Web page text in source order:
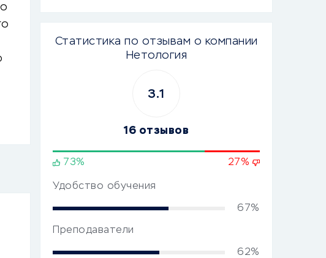
Статистика по отзывам о компании
Нетология
3.1
16 отзывов
73% 27%
Удобство обучения
67%
Преподаватели
62%